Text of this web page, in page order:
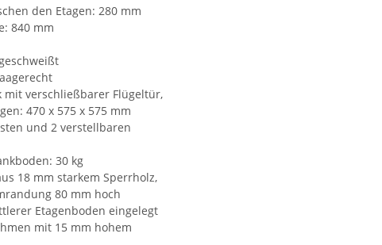
den Etagen: 280 mm
840 mm
mit verschließbarer Flügeltür,
470 x 575 x 575 mm
und 2 verstellbaren
30 kg
18 mm starkem Sperrholz,
80 mm hoch
Etagenboden eingelegt
mit 15 mm hohem